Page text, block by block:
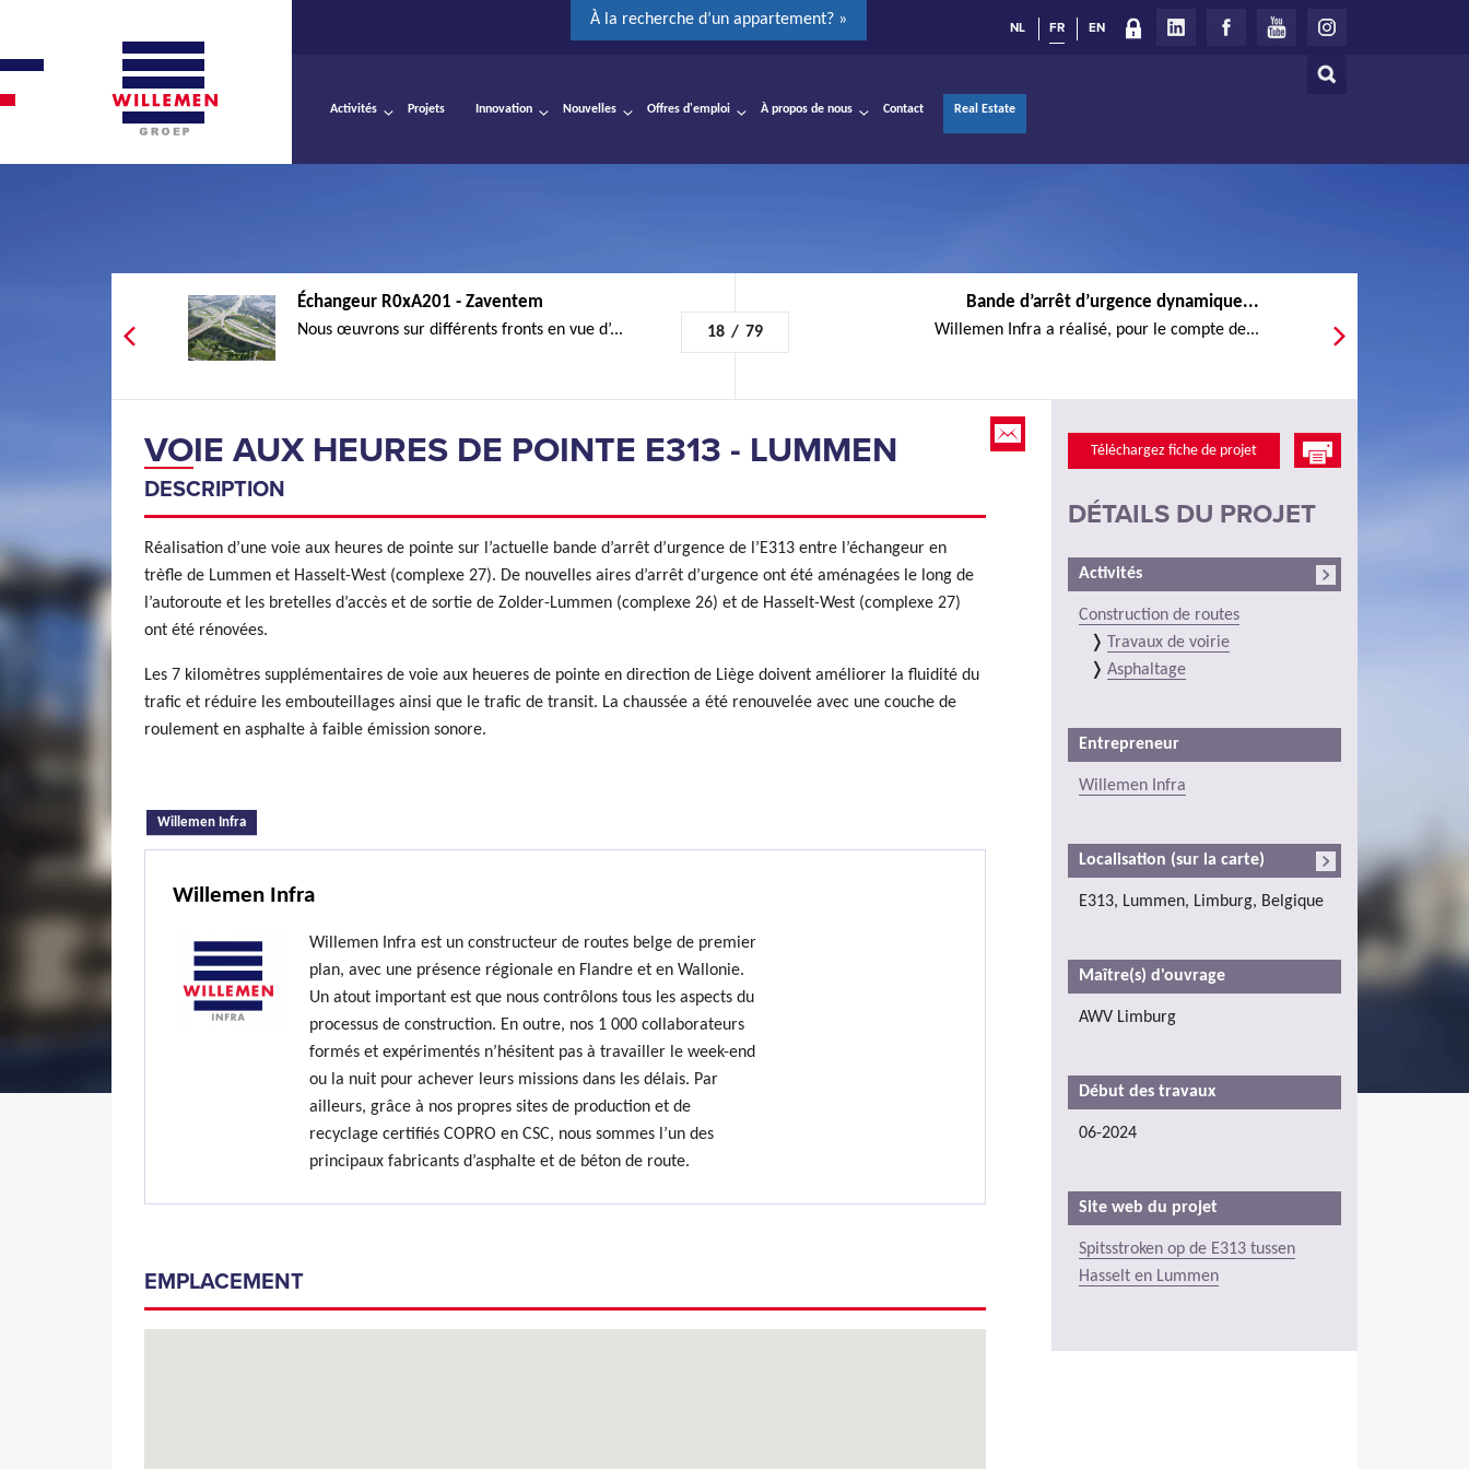
À la recherche d’un appartement? »
Rechercher
NL FR EN
Activités Projets Innovation Nouvelles Offres d'emploi À propos de nous Contact Real Estate
Échangeur R0xA201 - Zaventem
Nous œuvrons sur différents fronts en vue d’... 18 / 79
Bande d’arrêt d’urgence dynamique...
Willemen Infra a réalisé, pour le compte de...
VOIE AUX HEURES DE POINTE E313 - LUMMEN
DESCRIPTION
Réalisation d’une voie aux heures de pointe sur l’actuelle bande d’arrêt d’urgence de l’E313 entre l’échangeur en
trèfle de Lummen et Hasselt-West (complexe 27). De nouvelles aires d’arrêt d’urgence ont été aménagées le long de
l’autoroute et les bretelles d’accès et de sortie de Zolder-Lummen (complexe 26) et de Hasselt-West (complexe 27)
ont été rénovées.
Les 7 kilomètres supplémentaires de voie aux heueres de pointe en direction de Liège doivent améliorer la fluidité du
trafic et réduire les embouteillages ainsi que le trafic de transit. La chaussée a été renouvelée avec une couche de
roulement en asphalte à faible émission sonore.
Willemen Infra
Willemen Infra
Willemen Infra est un constructeur de routes belge de premier
plan, avec une présence régionale en Flandre et en Wallonie.
Un atout important est que nous contrôlons tous les aspects du
processus de construction. En outre, nos 1 000 collaborateurs
formés et expérimentés n’hésitent pas à travailler le week-end
ou la nuit pour achever leurs missions dans les délais. Par
ailleurs, grâce à nos propres sites de production et de
recyclage certifiés COPRO en CSC, nous sommes l’un des
principaux fabricants d’asphalte et de béton de route.
EMPLACEMENT
Téléchargez fiche de projet
DÉTAILS DU PROJET
Activités
Construction de routes
Travaux de voirie
Asphaltage
Entrepreneur
Willemen Infra
Localisation (sur la carte)
E313, Lummen, Limburg, Belgique
Maître(s) d'ouvrage
AWV Limburg
Début des travaux
06-2024
Site web du projet
Spitsstroken op de E313 tussen
Hasselt en Lummen